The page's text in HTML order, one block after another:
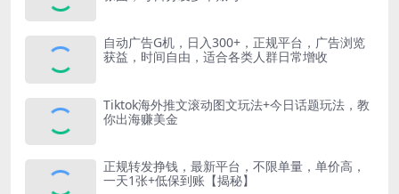
自动广告G机，日入300+，正规平台，广告浏览
获益，时间自由，适合各类人群日常增收
Tiktok海外推文滚动图文玩法+今日话题玩法，教
你出海赚美金
正规转发挣钱，最新平台，不限单量，单价高，
一天1张+低保到账【揭秘】